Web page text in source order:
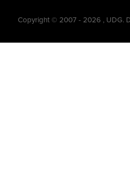
Copyright © 2007 - 2026 , UDG.